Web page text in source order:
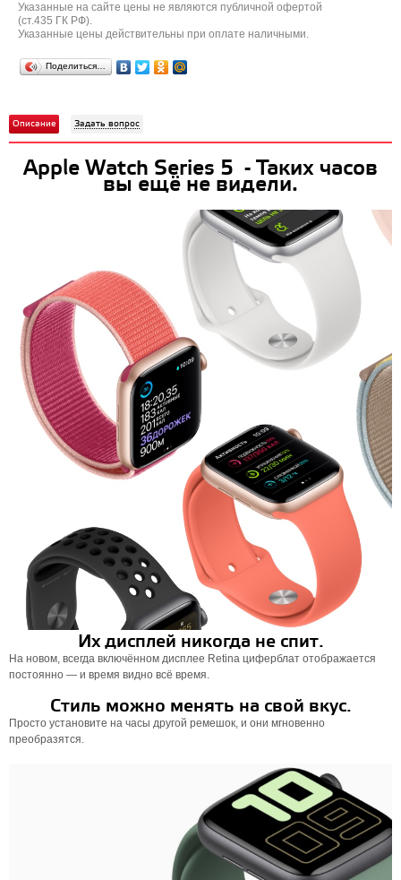
Указанные на сайте цены не являются публичной офертой
(ст.435 ГК РФ).
Указанные цены действительны при оплате наличными.
Поделиться…
Описание Задать вопрос
Apple Watch Series 5 - Таких часов
вы ещё не видели.
Их дисплей никогда не спит.
На новом, всегда включённом дисплее Retina циферблат отображается
постоянно — и время видно всё время.
Стиль можно менять на свой вкус.
Просто установите на часы другой ремешок, и они мгновенно
преобразятся.